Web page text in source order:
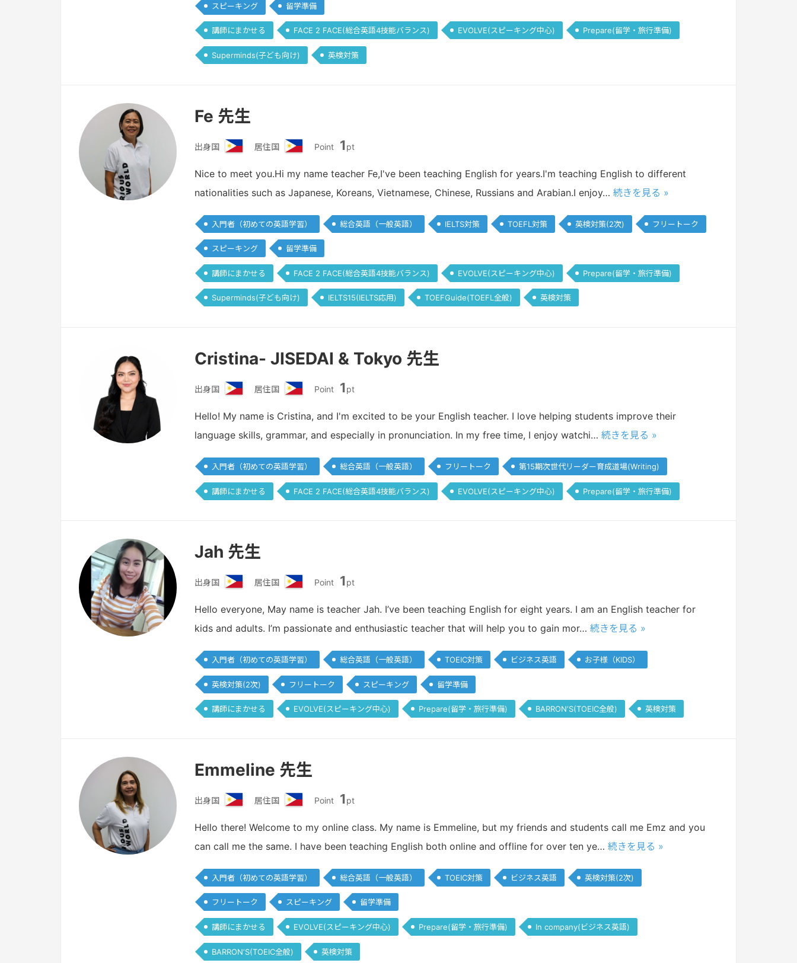
スピーキング 留学準備
講師にまかせる FACE 2 FACE(総合英語4技能バランス) EVOLVE(スピーキング中心) Prepare(留学・旅行準備)
Superminds(子ども向け) 英検対策
Fe 先生
出身国
フ
ィ
ピ
居住国
フ
ィ
リ
ピ
Point 1pt
Nice to meet you.Hi my name teacher Fe,I've been teaching English for years.I'm teaching English to different
nationalities such as Japanese, Koreans, Vietnamese, Chinese, Russians and Arabian.I enjoy… 続きを見る »
入門者（初めての英語学習） 総合英語（一般英語） IELTS対策 TOEFL対策 英検対策(2次) フリートーク
スピーキング 留学準備
講師にまかせる FACE 2 FACE(総合英語4技能バランス) EVOLVE(スピーキング中心) Prepare(留学・旅行準備)
Superminds(子ども向け) IELTS15(IELTS応用) TOEFGuide(TOEFL全般) 英検対策
Cristina- JISEDAI & Tokyo 先生
出身国
フ
ィ
リ
ピ
居住国
フ
ィ
ピ
Point 1pt
Hello! My name is Cristina, and I'm excited to be your English teacher. I love helping students improve their
language skills, grammar, and especially in pronunciation. In my free time, I enjoy watchi… 続きを見る »
入門者（初めての英語学習） 総合英語（一般英語） フリートーク 第15期次世代リーダー育成道場(Writing)
講師にまかせる FACE 2 FACE(総合英語4技能バランス) EVOLVE(スピーキング中心) Prepare(留学・旅行準備)
Jah 先生
出身国
ィ
ピ
居住国
ィ
ピ
Point 1pt
Hello everyone, May name is teacher Jah. I’ve been teaching English for eight years. I am an English teacher for
kids and adults. I’m passionate and enthusiastic teacher that will help you to gain mor… 続きを見る »
入門者（初めての英語学習） 総合英語（一般英語） TOEIC対策 ビジネス英語 お子様（KIDS）
英検対策(2次) フリートーク スピーキング 留学準備
講師にまかせる EVOLVE(スピーキング中心) Prepare(留学・旅行準備) BARRON‘S(TOEIC全般) 英検対策
Emmeline 先生
出身国
フ
ィ
ピ
居住国
フ
ィ
ピ
Point 1pt
Hello there! Welcome to my online class. My name is Emmeline, but my friends and students call me Emz and you
can call me the same. I have been teaching English both online and offline for over ten ye… 続きを見る »
入門者（初めての英語学習） 総合英語（一般英語） TOEIC対策 ビジネス英語 英検対策(2次)
フリートーク スピーキング 留学準備
講師にまかせる EVOLVE(スピーキング中心) Prepare(留学・旅行準備) In company(ビジネス英語)
BARRON‘S(TOEIC全般) 英検対策